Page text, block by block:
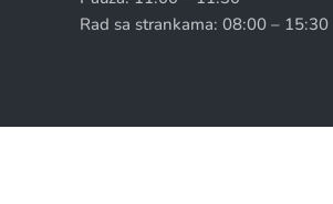
Rad sa strankama: 08:00 – 15:30